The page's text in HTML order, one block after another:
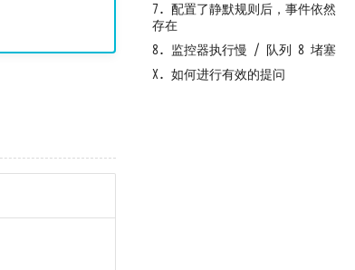
7. 配置了静默规则后，事件依然
存在
8. 监控器执行慢 / 队列 8 堵塞
X. 如何进行有效的提问